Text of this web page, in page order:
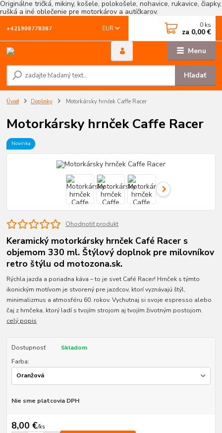
Originálne tričká, mikiny, košele, polokošele, nohavice, rukavice, čiapky,
rušká a iné oblečenie pre motorkárov a autíčkarov.
Menu
EUR
Hľadať
+421908778367 0 ks
za 0,00 €
Úvod Doplnky Motorkársky hrnček Caffe Racer
Motorkársky hrnček Caffe Racer
Novinka
Ohodnotiť produkt
Keramický motorkársky hrnček Café Racer s
objemom 330 ml. Štýlový doplnok pre milovníkov
retro štýlu od motozona.sk.
Rýchla jazda a poriadna káva – to je svet Café Racer! Hrnček s týmto
ikonickým motívom je stvorený pre jazdcov, ktorí vyznávajú štýl,
minimalizmus a atmosféru 60. rokov. Vychutnaj si svoje espresso alebo
čaj z hrnčeka, ktorý ladí s tvojím strojom aj tvojím životným postojom.
celý popis
Dostupnosť
Skladom
Farba:
Nie sme platcovia DPH
8,00 €/ks